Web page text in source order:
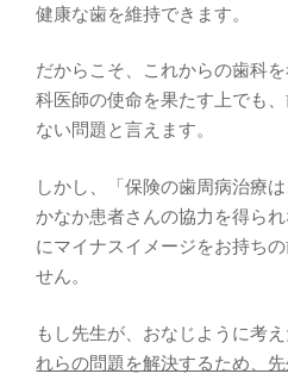
健康な歯を維持できます。
だからこそ、これからの歯科
科医師の使命を果たす上でも
ない問題と言えます。
しかし、「保険の歯周病治療
かなか患者さんの協力を得ら
にマイナスイメージをお持ち
せん。
もし先生が、おなじように考
れらの問題を解決するため、